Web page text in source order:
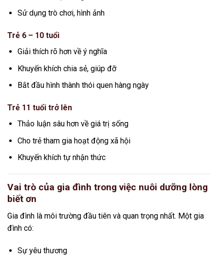
Sử dụng trò chơi, hình ảnh
Trẻ 6 – 10 tuổi
Giải thích rõ hơn về ý nghĩa
Khuyến khích chia sẻ, giúp đỡ
Bắt đầu hình thành thói quen hàng ngày
Trẻ 11 tuổi trở lên
Thảo luận sâu hơn về giá trị sống
Cho trẻ tham gia hoạt động xã hội
Khuyến khích tự nhận thức
Vai trò của gia đình trong việc nuôi dưỡng lòng
biết ơn
Gia đình là môi trường đầu tiên và quan trọng nhất. Một gia
đình có:
Sự yêu thương